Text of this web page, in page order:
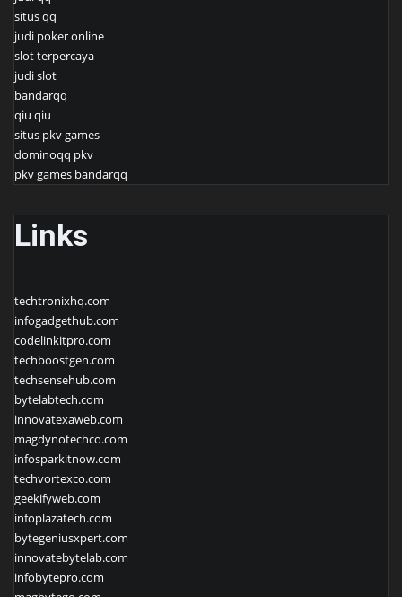
situs qq
judi poker online
slot terpercaya
judi slot
bandarqq
qiu qiu
situs pkv games
dominoqq pkv
pkv games bandarqq
Links
techtronixhq.com
infogadgethub.com
codelinkitpro.com
techboostgen.com
techsensehub.com
bytelabtech.com
innovatexaweb.com
magdynotechco.com
infosparkitnow.com
techvortexco.com
geekifyweb.com
infoplazatech.com
bytegeniusxpert.com
innovatebytelab.com
infobytepro.com